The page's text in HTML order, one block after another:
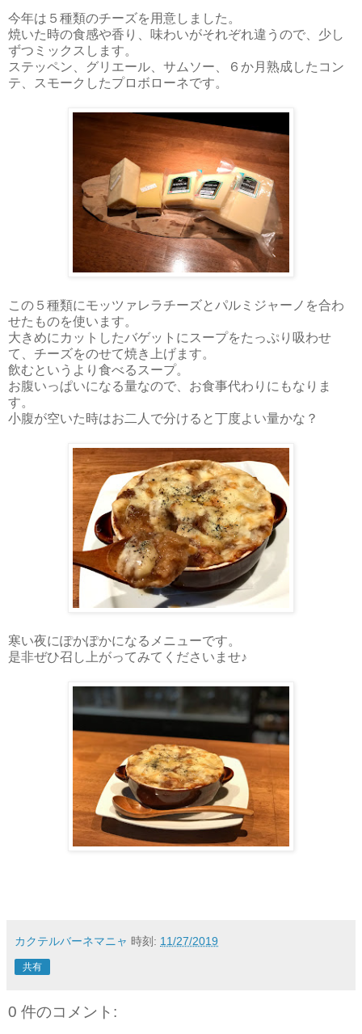
今年は５種類のチーズを用意しました。
焼いた時の食感や香り、味わいがそれぞれ違うので、少し
ずつミックスします。
ステッペン、グリエール、サムソー、６か月熟成したコン
テ、スモークしたプロボローネです。
この５種類にモッツァレラチーズとパルミジャーノを合わ
せたものを使います。
大きめにカットしたバゲットにスープをたっぷり吸わせ
て、チーズをのせて焼き上げます。
飲むというより食べるスープ。
お腹いっぱいになる量なので、お食事代わりにもなりま
す。
小腹が空いた時はお二人で分けると丁度よい量かな？
寒い夜にぽかぽかになるメニューです。
是非ぜひ召し上がってみてくださいませ♪
カクテルバーネマニャ 時刻: 11/27/2019
共有
0 件のコメント: